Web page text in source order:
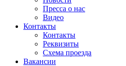
Пресса о нас
Видео
Контакты
Контакты
Реквизиты
Схема проезда
Вакансии